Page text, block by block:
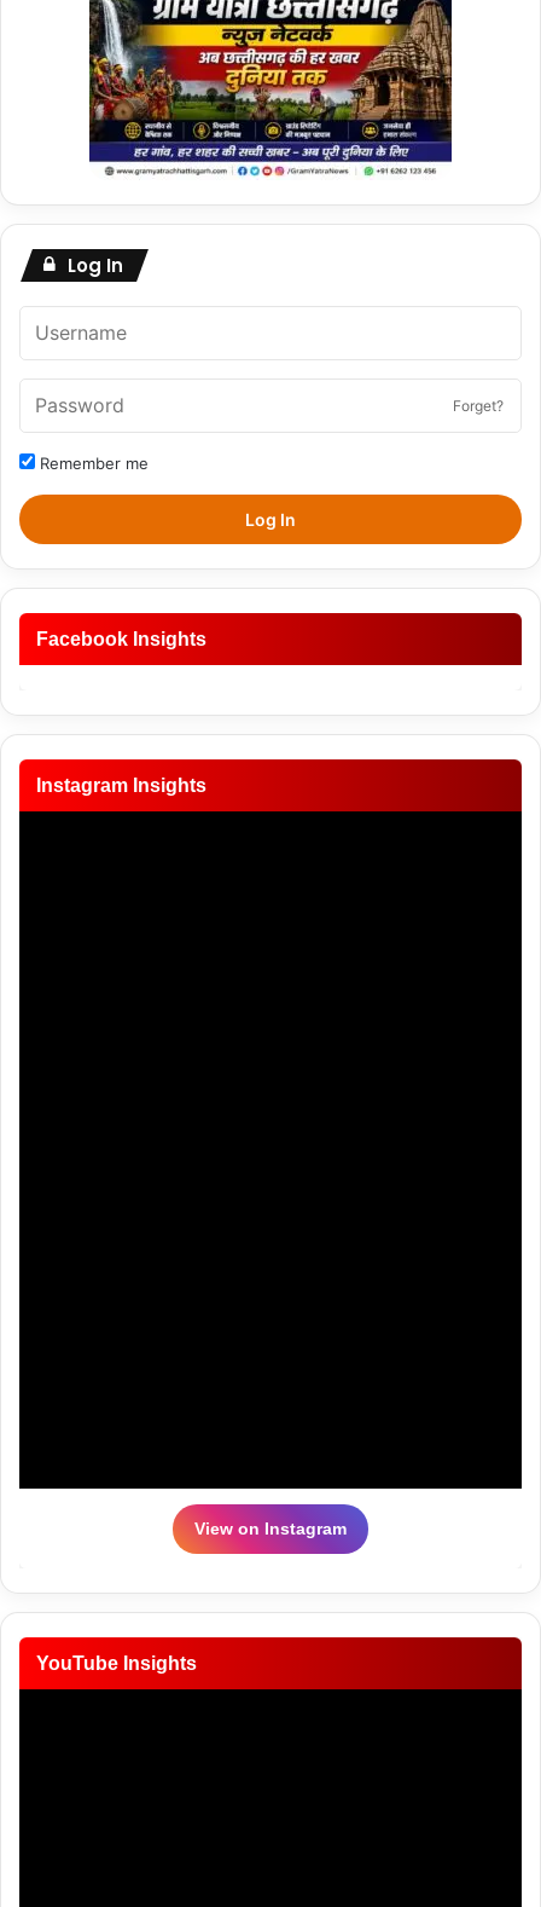
Log In
Forget?
Remember me
Log In
Facebook Insights
Instagram Insights
View on Instagram
YouTube Insights